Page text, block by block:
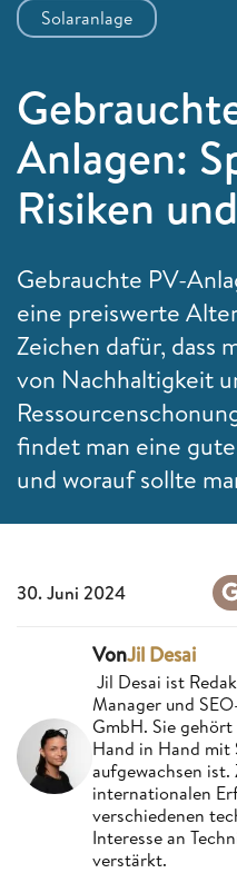
Solaranlage
Anlagen:
Risiken
Gebrauchte PV-
eine preiswerte
Zeichen dafür, dass
von Nachhaltigkeit
findet man eine
und worauf sollte
30. Juni 2024
VonJil Desai
Jil Desai ist
Manager und
GmbH. Sie
Hand in Hand mit
aufgewachsen ist.
internationalen
verschiedenen
Interesse an
verstärkt.